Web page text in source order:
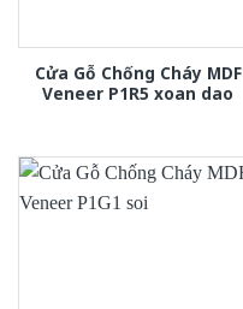
Cửa Gỗ Chống Cháy MDF
Veneer P1R5 xoan dao